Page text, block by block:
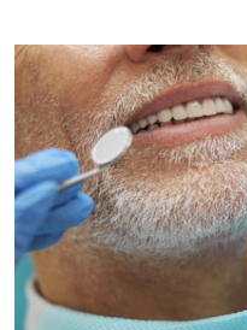
Ingresar a Mi Bupa
Para Clientes
Para Agentes
Red de Salud